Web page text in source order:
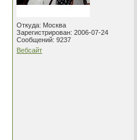
Откуда: Москва
Зарегистрирован: 2006-07-24
Сообщений: 9237
Вебсайт